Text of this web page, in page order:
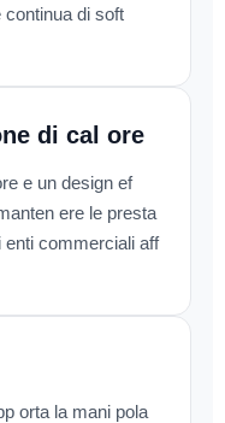
continua di soft
di cal ore
e un design ef
ere le presta
enti commerciali aff
orta la mani pola